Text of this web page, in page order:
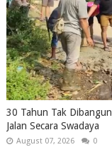
30 Tahun Tak
Jalan Secara Swadaya
August 07, 2026 0